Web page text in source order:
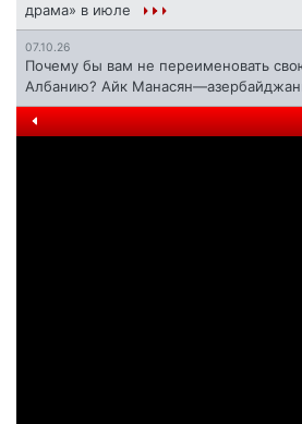
драма» в июле
07.10.26
Почему бы вам не переименовать
Албанию? Айк